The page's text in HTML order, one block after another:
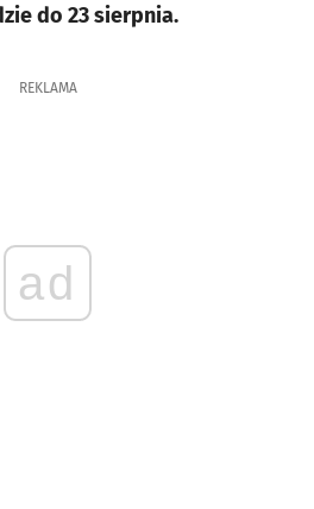
do 23 sierpnia.
REKLAMA
ad